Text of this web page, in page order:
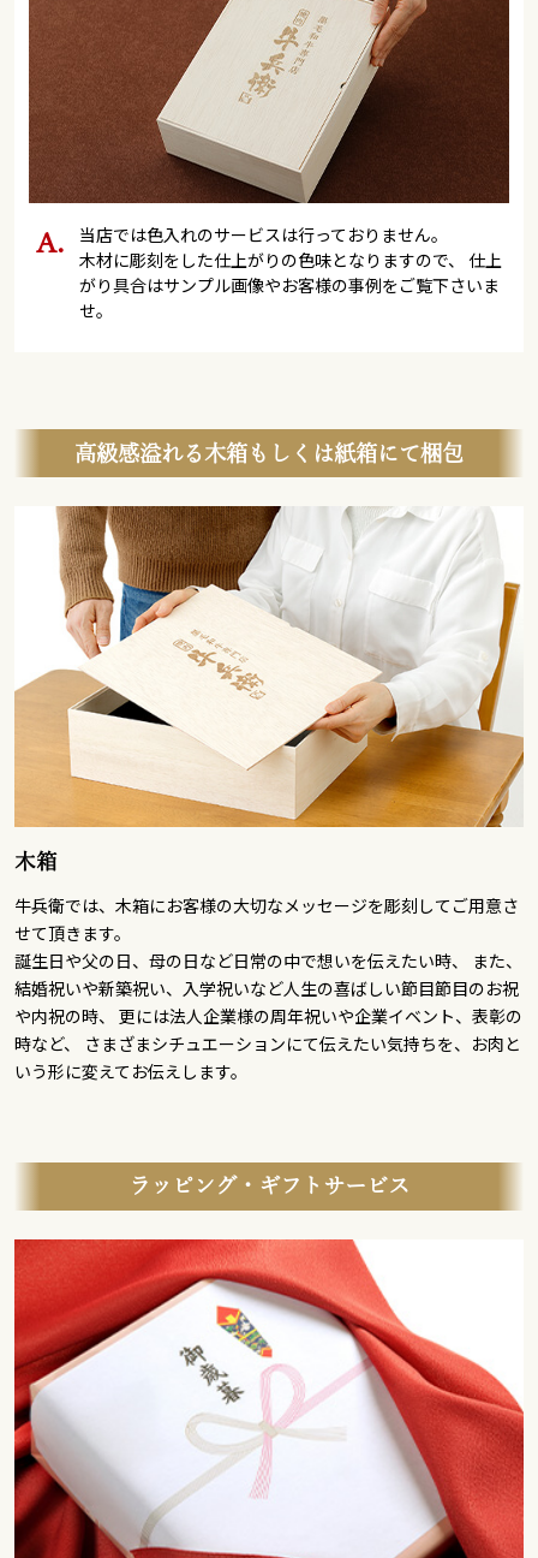
当店では色入れのサービスは行っておりません。
木材に彫刻をした仕上がりの色味となりますので、 仕上
がり具合はサンプル画像やお客様の事例をご覧下さいま
せ。
高級感溢れる木箱もしくは紙箱にて梱包
木箱
牛兵衛では、木箱にお客様の大切なメッセージを彫刻してご用意さ
せて頂きます。
誕生日や父の日、母の日など日常の中で想いを伝えたい時、 また、
結婚祝いや新築祝い、入学祝いなど人生の喜ばしい節目節目のお祝
や内祝の時、 更には法人企業様の周年祝いや企業イベント、表彰の
時など、 さまざまシチュエーションにて伝えたい気持ちを、お肉と
いう形に変えてお伝えします。
ラッピング・ギフトサービス